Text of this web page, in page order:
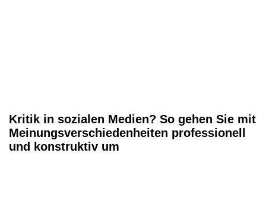
Kritik in sozialen Medien? So gehen Sie mit
Meinungsverschiedenheiten professionell
und konstruktiv um